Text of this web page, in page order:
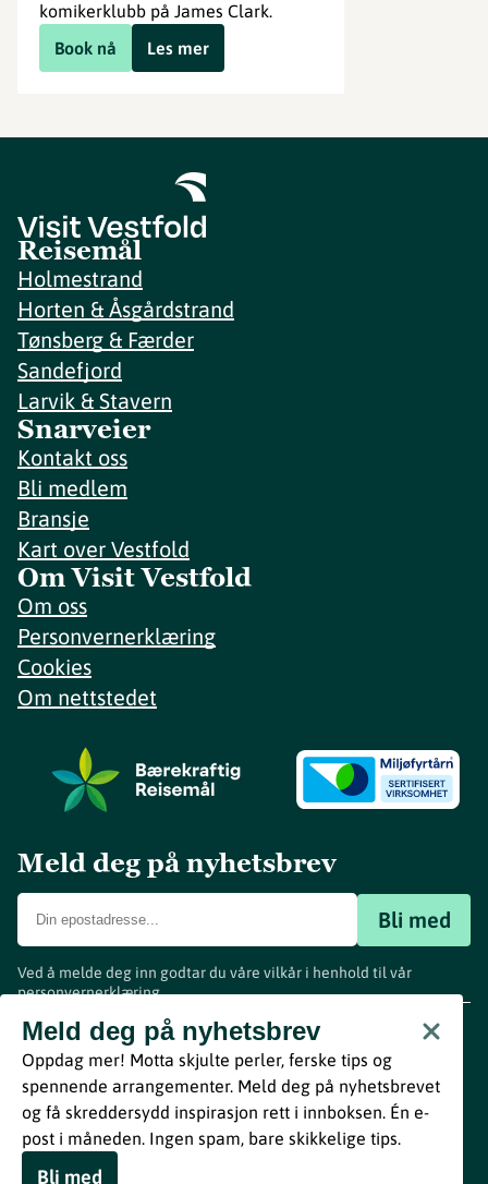
komikerklubb på James Clark.
Book nå
Les mer
Reisemål
Holmestrand
Horten & Åsgårdstrand
Tønsberg & Færder
Sandefjord
Larvik & Stavern
Snarveier
Kontakt oss
Bli medlem
Bransje
Kart over Vestfold
Om Visit Vestfold
Om oss
Personvernerklæring
Cookies
Om nettstedet
Meld deg på nyhetsbrev
Bli med
Ved å melde deg inn godtar du våre vilkår i henhold til vår
personvernerklæring.
Meld deg på nyhetsbrev
Oppdag mer! Motta skjulte perler, ferske tips og
spennende arrangementer. Meld deg på nyhetsbrevet
og få skreddersydd inspirasjon rett i innboksen. Én e-
post i måneden. Ingen spam, bare skikkelige tips.
Bli med
www.visitvestfold.com
Turistinformasjon
Vestfold Fylkeskommune
ByBreakfast